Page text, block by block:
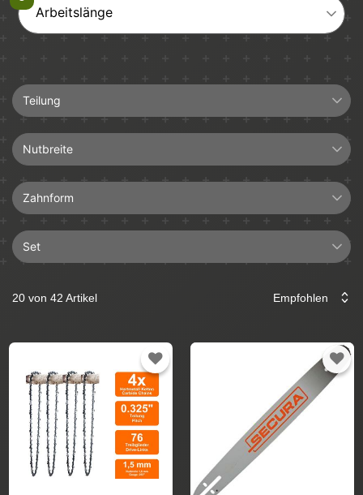
Arbeitslänge
Teilung
Nutbreite
Zahnform
Hartmetall
Set
4+1
Führungsschiene
Sägekette
20 von 42 Artikel